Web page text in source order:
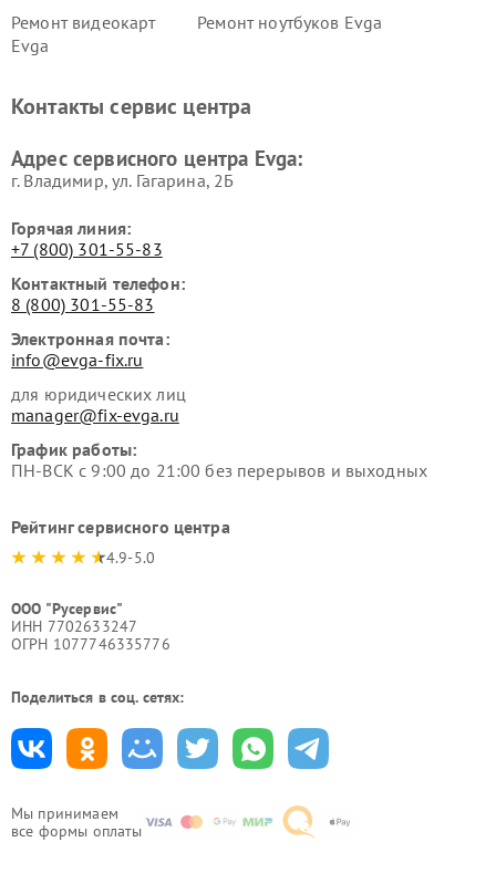
Мы принимаем
все формы оплаты
Ремонт видеокарт
Evga
Ремонт ноутбуков Evga
Контакты сервис центра
Адрес сервисного центра Evga:
г. Владимир, ул. Гагарина, 2Б
Горячая линия:
+7 (800) 301-55-83
Контактный телефон:
8 (800) 301-55-83
Электронная почта:
info@evga-fix.ru
для юридических лиц
manager@fix-evga.ru
График работы:
ПН-ВСК с 9:00 до 21:00 без перерывов и выходных
Рейтинг сервисного центра
4.9-5.0
ООО "Русервис"
ИНН 7702633247
ОГРН 1077746335776
Поделиться в соц. сетях: